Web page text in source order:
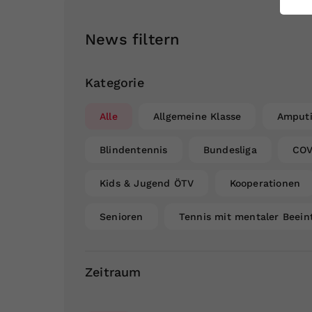
News filtern
Kategorie
Alle Allgemeine Klasse
Blindentennis Bundesliga
Kids & Jugend ÖTV Kooperationen
Senioren Tennis mit mentaler
Zeitraum